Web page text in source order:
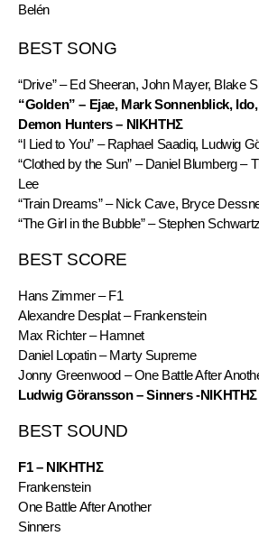
Belén
BEST SONG
“Drive” – Ed Sheeran, John Mayer, Blake
“Golden” – Ejae, Mark Sonnenblick,
Demon Hunters – ΝΙΚΗΤΗΣ
“I Lied to You” – Raphael Saadiq, Ludwig
“Clothed by the Sun” – Daniel Blumberg –
Lee
“Train Dreams” – Nick Cave, Bryce
“The Girl in the Bubble” – Stephen
BEST SCORE
Hans Zimmer – F1
Alexandre Desplat – Frankenstein
Max Richter – Hamnet
Daniel Lopatin – Marty Supreme
Jonny Greenwood – One Battle After
Ludwig Göransson – Sinners -ΝΙΚΗΤΗΣ
BEST SOUND
F1 – ΝΙΚΗΤΗΣ
Frankenstein
One Battle After Another
Sinners